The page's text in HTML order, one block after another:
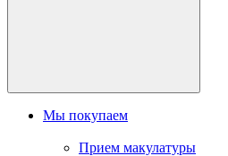
Мы покупаем
Прием макулатуры